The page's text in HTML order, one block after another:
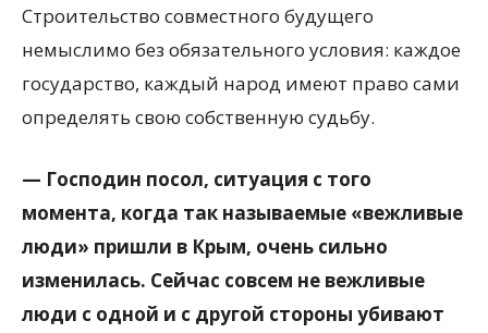
Строительство совместного будущего
немыслимо без обязательного условия: каждое
государство, каждый народ имеют право сами
определять свою собственную судьбу.
— Господин посол, ситуация с того
момента, когда так называемые «вежливые
люди» пришли в Крым, очень сильно
изменилась. Сейчас совсем не вежливые
люди с одной и с другой стороны убивают